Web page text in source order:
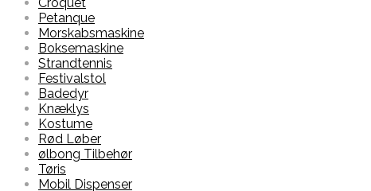
Petanque
Morskabsmaskine
Boksemaskine
Strandtennis
Festivalstol
Badedyr
Knæklys
Kostume
Rød Løber
ølbong Tilbehør
Tøris
Mobil Dispenser